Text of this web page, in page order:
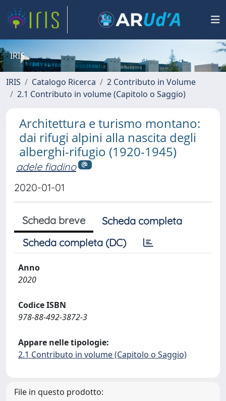
IRIS
IRIS Catalogo Ricerca
2 Contributo in Volume
2.1 Contributo in volume (Capitolo o Saggio)
Architettura e turismo montano:
dai rifugi alpini alla nascita degli
alberghi-rifugio (1920-1945)
adele fiadino
2020-01-01
Scheda breve
Scheda completa
Scheda completa (DC)
Anno
2020
Codice ISBN
978-88-492-3872-3
Appare nelle tipologie:
2.1 Contributo in volume (Capitolo o Saggio)
File in questo prodotto: